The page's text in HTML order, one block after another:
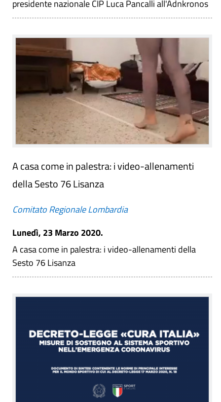
presidente nazionale CIP Luca Pancalli all'Adnkronos
A casa come in palestra: i video-allenamenti
della Sesto 76 Lisanza
Comitato Regionale Lombardia
Lunedì, 23 Marzo 2020.
A casa come in palestra: i video-allenamenti della
Sesto 76 Lisanza